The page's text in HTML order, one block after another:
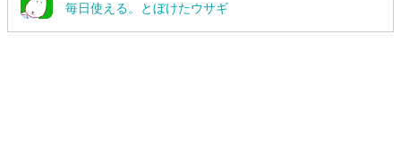
毎日使える。とぼけたウサギ